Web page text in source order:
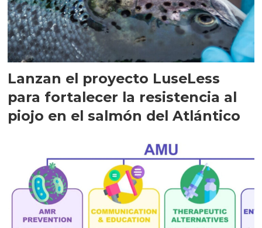
Lanzan el proyecto LuseLess
para fortalecer la resistencia al
piojo en el salmón del Atlántico